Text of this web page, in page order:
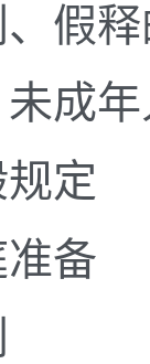
假
年
定
备